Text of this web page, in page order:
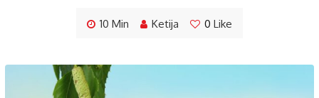
10 Min Ketija 0 Like